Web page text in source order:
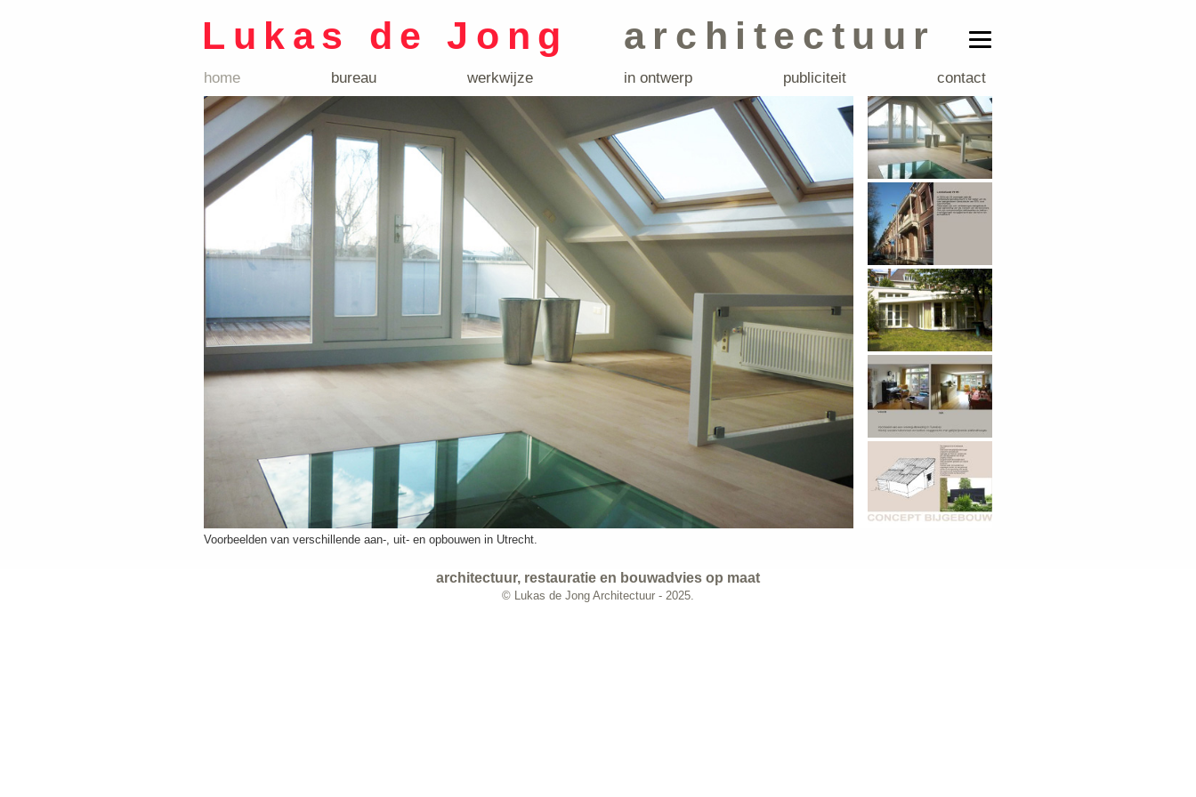
Lukas de Jong architectuur
home bureau werkwijze in ontwerp publiciteit contact
Voorbeelden van verschillende aan-, uit- en opbouwen in Utrecht.
architectuur, restauratie en bouwadvies op maat
© Lukas de Jong Architectuur - 2025.